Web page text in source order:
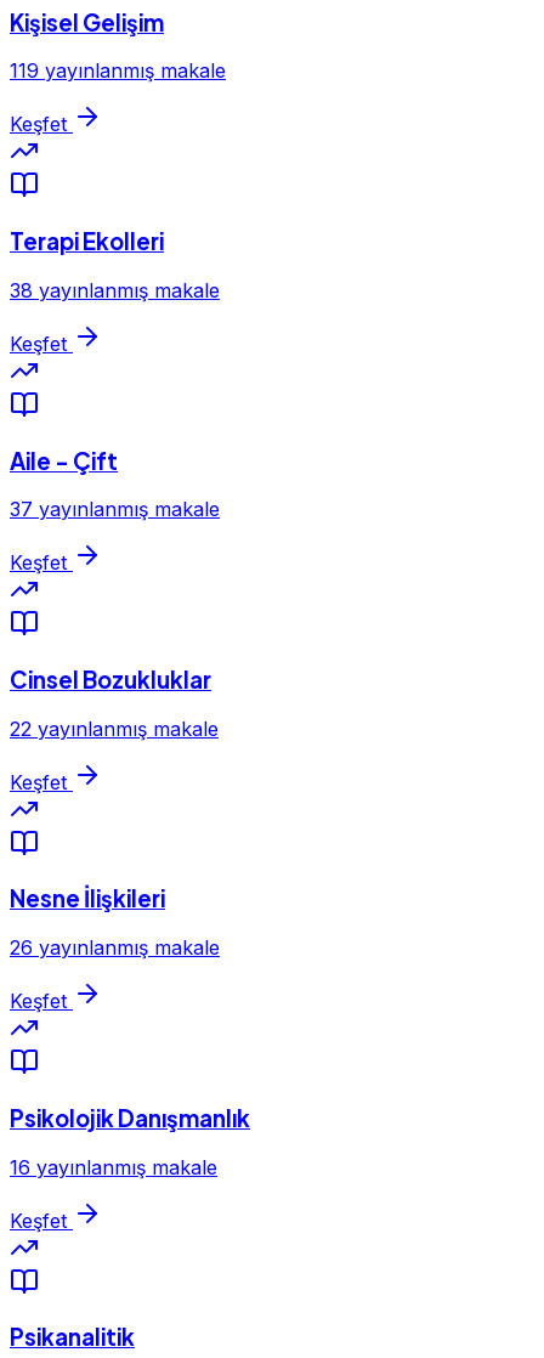
Kişisel Gelişim
119 yayınlanmış makale
Keşfet
Terapi Ekolleri
38 yayınlanmış makale
Keşfet
Aile - Çift
37 yayınlanmış makale
Keşfet
Cinsel Bozukluklar
22 yayınlanmış makale
Keşfet
Nesne İlişkileri
26 yayınlanmış makale
Keşfet
Psikolojik Danışmanlık
16 yayınlanmış makale
Keşfet
Psikanalitik